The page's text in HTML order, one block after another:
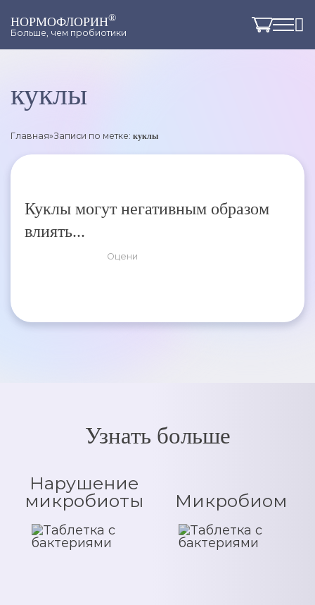
НОРМОФЛОРИН®
Больше, чем пробиотики
куклы
Главная»Записи по метке: куклы
Куклы могут негативным образом
влиять...
Оцени
Узнать больше
Нарушение
микробиоты
Микробиом